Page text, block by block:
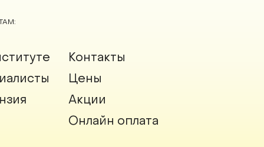
Контакты
Цены
Акции
Онлайн оплата